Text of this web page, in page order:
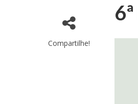
Compartilhe!